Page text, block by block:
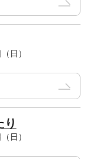
日）
り
日）